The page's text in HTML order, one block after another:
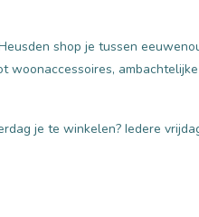
shop je tussen
woonaccessoires,
je te winkelen? Iedere